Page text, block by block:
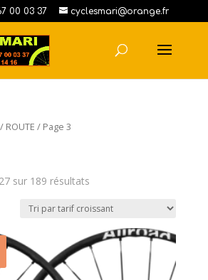
00 03 37 cyclesmari@orange.fr
/ ROUTE / Page 3
sur 189 résultats